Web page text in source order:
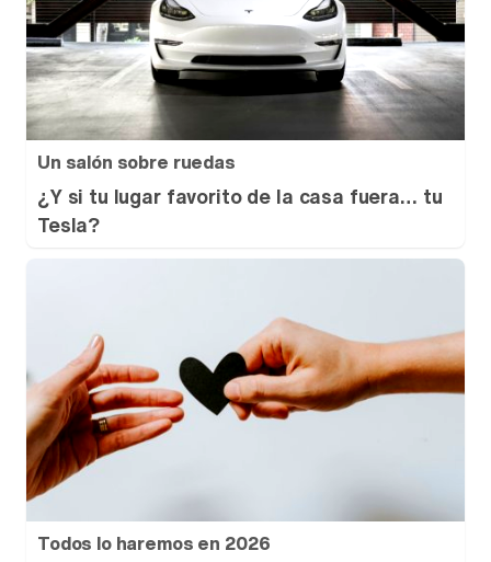
Un salón sobre ruedas
¿Y si tu lugar favorito de la casa fuera… tu
Tesla?
Todos lo haremos en 2026